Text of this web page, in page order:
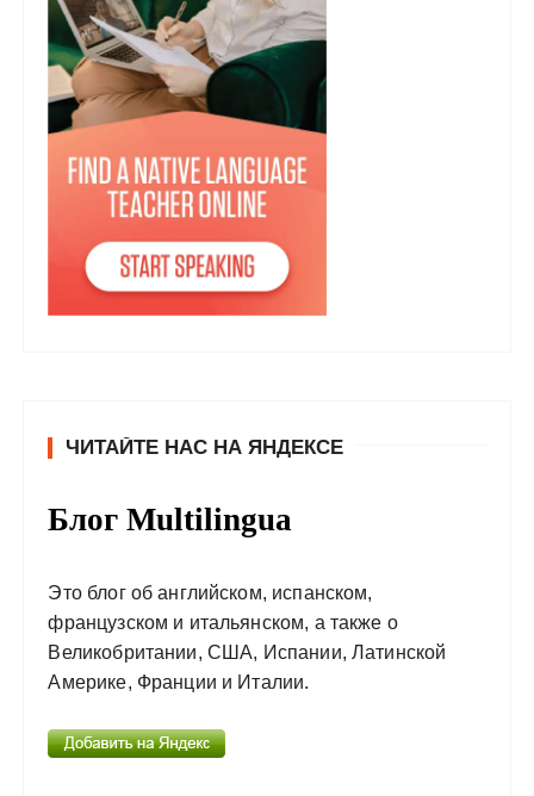
ЧИТАЙТЕ НАС НА ЯНДЕКСЕ
Блог Multilingua
Это блог об английском, испанском,
французском и итальянском, а также о
Великобритании, США, Испании, Латинской
Америке, Франции и Италии.